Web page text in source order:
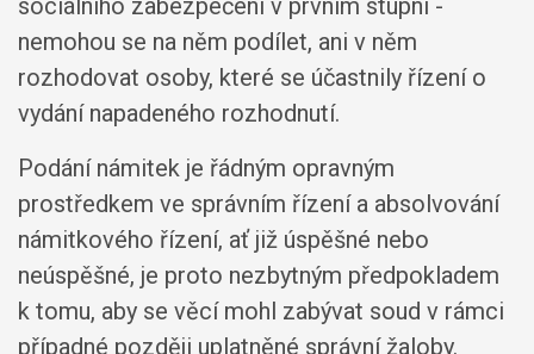
nemohou se na něm podílet, ani v něm
rozhodovat osoby, které se účastnily řízení o
vydání napadeného rozhodnutí.
Podání námitek je řádným opravným
prostředkem ve správním řízení a absolvování
námitkového řízení, ať již úspěšné nebo
neúspěšné, je proto nezbytným předpokladem
k tomu, aby se věcí mohl zabývat soud v rámci
případné později uplatněné správní žaloby.